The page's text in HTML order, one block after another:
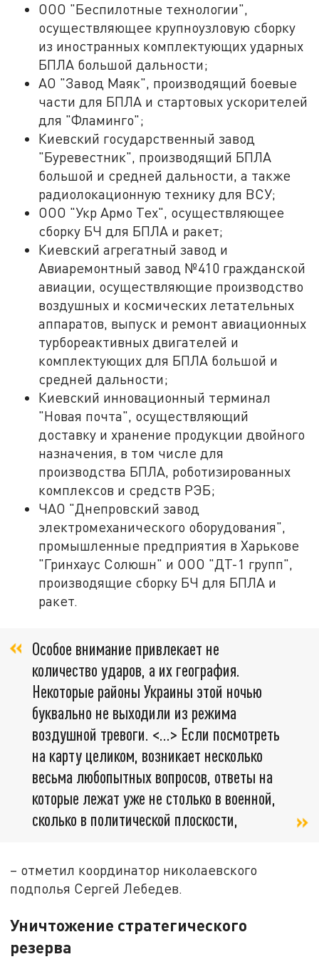
ООО "Беспилотные технологии",
осуществляющее крупноузловую сборку
из иностранных комплектующих ударных
БПЛА большой дальности;
АО "Завод Маяк", производящий боевые
части для БПЛА и стартовых ускорителей
для "Фламинго";
Киевский государственный завод
"Буревестник", производящий БПЛА
большой и средней дальности, а также
радиолокационную технику для ВСУ;
ООО "Укр Армо Тех", осуществляющее
сборку БЧ для БПЛА и ракет;
Киевский агрегатный завод и
Авиаремонтный завод №410 гражданской
авиации, осуществляющие производство
воздушных и космических летательных
аппаратов, выпуск и ремонт авиационных
турбореактивных двигателей и
комплектующих для БПЛА большой и
средней дальности;
Киевский инновационный терминал
"Новая почта", осуществляющий
доставку и хранение продукции двойного
назначения, в том числе для
производства БПЛА, роботизированных
комплексов и средств РЭБ;
ЧАО "Днепровский завод
электромеханического оборудования",
промышленные предприятия в Харькове
"Гринхаус Солюшн" и ООО "ДТ-1 групп",
производящие сборку БЧ для БПЛА и
ракет.
Особое внимание привлекает не
количество ударов, а их география.
Некоторые районы Украины этой ночью
буквально не выходили из режима
воздушной тревоги. <…> Если посмотреть
на карту целиком, возникает несколько
весьма любопытных вопросов, ответы на
которые лежат уже не столько в военной,
сколько в политической плоскости,
– отметил координатор николаевского
подполья Сергей Лебедев.
Уничтожение стратегического
резерва